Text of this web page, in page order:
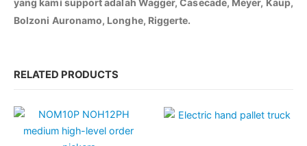
yang kami support adalah Wagger, Casecade, Meyer, Kaup,
Bolzoni Auronamo, Longhe, Riggerte.
RELATED PRODUCTS